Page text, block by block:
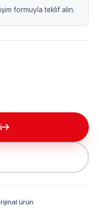
formuyla teklif alın.
ürün